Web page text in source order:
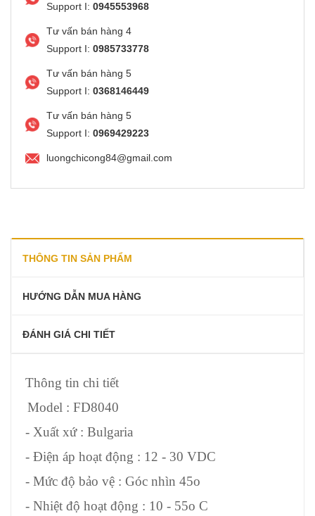
Support I: 0945553968
Tư vấn bán hàng 4
Support I: 0985733778
Tư vấn bán hàng 5
Support I: 0368146449
Tư vấn bán hàng 5
Support I: 0969429223
luongchicong84@gmail.com
THÔNG TIN SẢN PHẨM
HƯỚNG DẪN MUA HÀNG
ĐÁNH GIÁ CHI TIẾT
Thông tin chi tiết
Model : FD8040
- Xuất xứ : Bulgaria
- Điện áp hoạt động : 12 - 30 VDC
- Mức độ bảo vệ : Góc nhìn 45o
- Nhiệt độ hoạt động : 10 - 55o C